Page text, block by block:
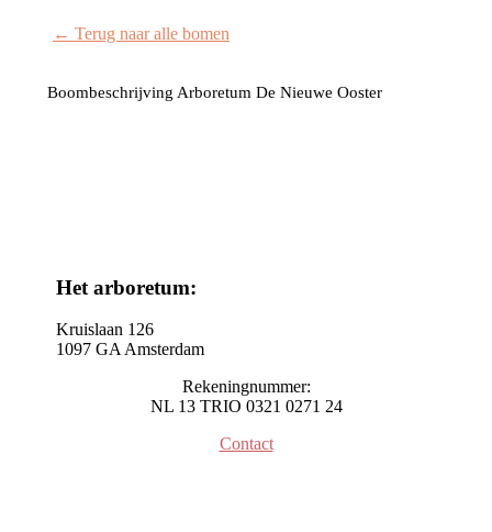
← Terug naar alle bomen
Boombeschrijving Arboretum De Nieuwe Ooster
Het arboretum:
Kruislaan 126
1097 GA Amsterdam
Rekeningnummer:
NL 13 TRIO 0321 0271 24
Contact